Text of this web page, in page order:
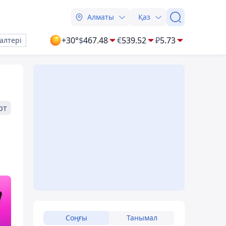
Алматы Қаз
+30°$467.48 €539.52 ₽5.73
Соңғы Танымал